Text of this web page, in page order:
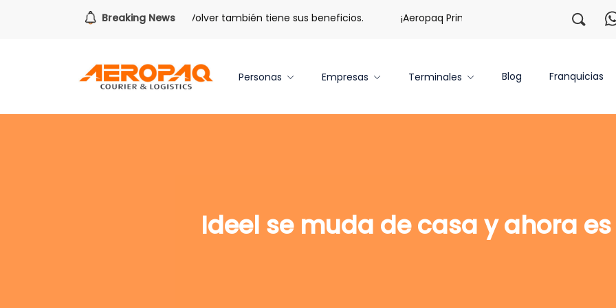
Breaking News
Para todo lo que viene. Volver también tiene sus beneficios. ¡Aeropaq Prime TE DA MÁS!
Personas Empresas Terminales Blog Franquicias
Ideel se muda de casa y ahora